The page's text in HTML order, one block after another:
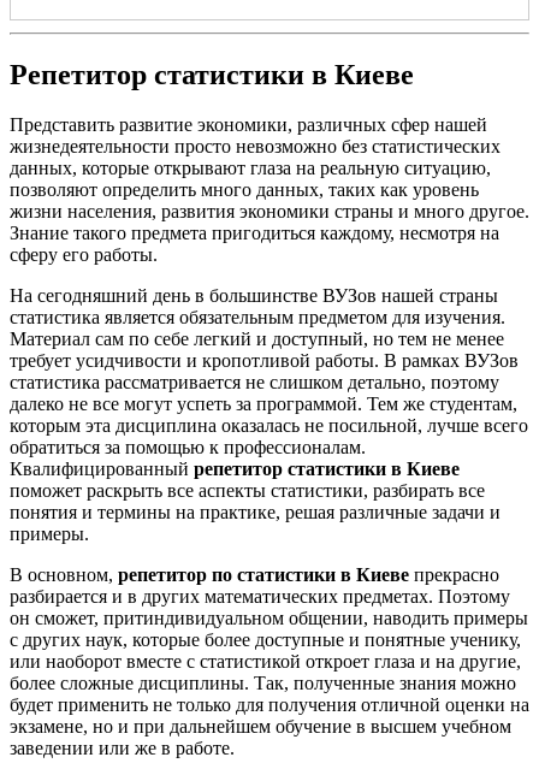
Репетитор статистики в Киеве
Представить развитие экономики, различных сфер нашей
жизнедеятельности просто невозможно без статистических
данных, которые открывают глаза на реальную ситуацию,
позволяют определить много данных, таких как уровень
жизни населения, развития экономики страны и много другое.
Знание такого предмета пригодиться каждому, несмотря на
сферу его работы.
На сегодняшний день в большинстве ВУЗов нашей страны
статистика является обязательным предметом для изучения.
Материал сам по себе легкий и доступный, но тем не менее
требует усидчивости и кропотливой работы. В рамках ВУЗов
статистика рассматривается не слишком детально, поэтому
далеко не все могут успеть за программой. Тем же студентам,
которым эта дисциплина оказалась не посильной, лучше всего
обратиться за помощью к профессионалам.
Квалифицированный репетитор статистики в Киеве
поможет раскрыть все аспекты статистики, разбирать все
понятия и термины на практике, решая различные задачи и
примеры.
В основном, репетитор по статистики в Киеве прекрасно
разбирается и в других математических предметах. Поэтому
он сможет, притиндивидуальном общении, наводить примеры
с других наук, которые более доступные и понятные ученику,
или наоборот вместе с статистикой откроет глаза и на другие,
более сложные дисциплины. Так, полученные знания можно
будет применить не только для получения отличной оценки на
экзамене, но и при дальнейшем обучение в высшем учебном
заведении или же в работе.